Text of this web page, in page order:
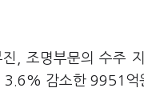
, 조명부문의 수주
감소한 9951억